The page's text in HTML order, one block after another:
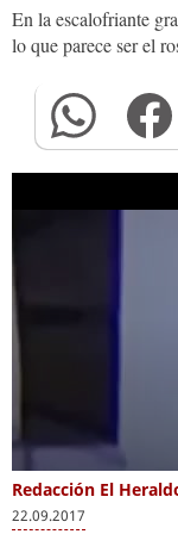
En la escalofriante
lo que parece ser el
Redacción El
22.09.2017